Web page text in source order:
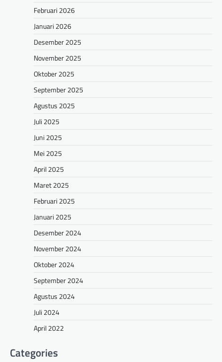
Februari 2026
Januari 2026
Desember 2025
November 2025
Oktober 2025
September 2025
Agustus 2025
Juli 2025
Juni 2025
Mei 2025
April 2025
Maret 2025
Februari 2025
Januari 2025
Desember 2024
November 2024
Oktober 2024
September 2024
Agustus 2024
Juli 2024
April 2022
Categories